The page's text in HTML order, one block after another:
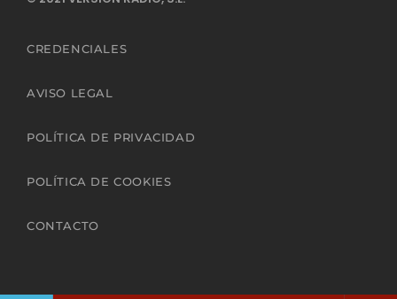
CREDENCIALES
AVISO LEGAL
POLÍTICA DE PRIVACIDAD
POLÍTICA DE COOKIES
CONTACTO